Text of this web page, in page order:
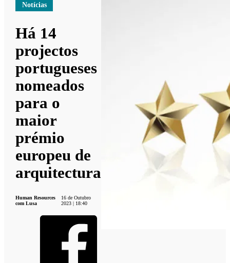
Notícias
Há 14
projectos
portugueses
nomeados
para o
maior
prémio
europeu de
arquitectura
Human Resources
com Lusa
16 de Outubro
2023 | 18:40